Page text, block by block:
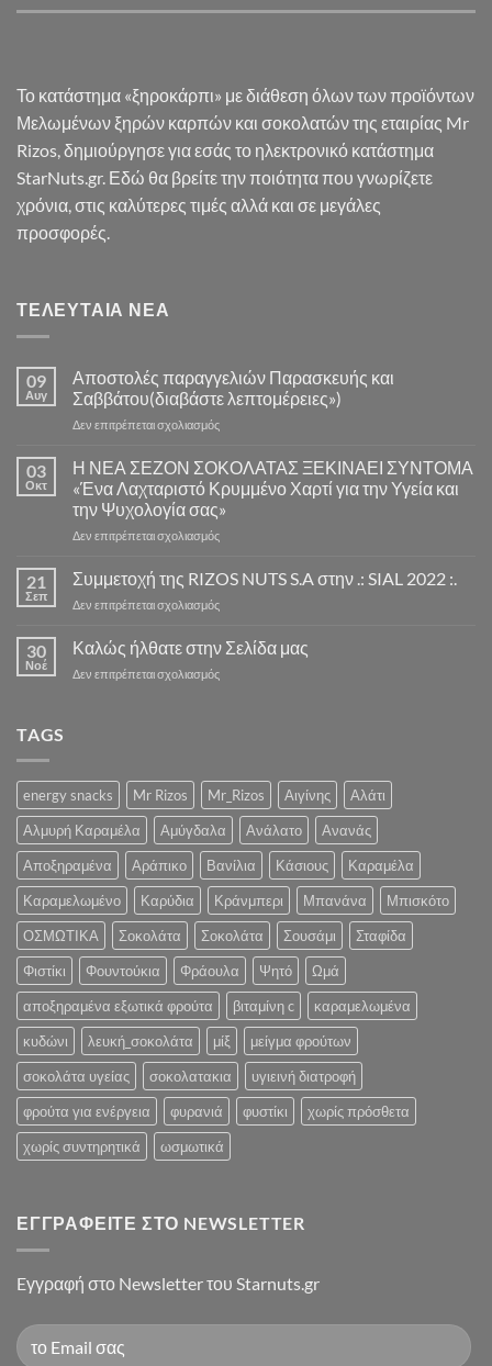
Το κατάστημα «ξηροκάρπι» με διάθεση όλων των προϊόντων
Μελωμένων ξηρών καρπών και σοκολατών της εταιρίας Mr
Rizos, δημιούργησε για εσάς το ηλεκτρονικό κατάστημα
StarNuts.gr. Εδώ θα βρείτε την ποιότητα που γνωρίζετε
χρόνια, στις καλύτερες τιμές αλλά και σε μεγάλες
προσφορές.
ΤΕΛΕΥΤΑΊΑ ΝΈΑ
09
Αυγ
Αποστολές παραγγελιών Παρασκευής και
Σαββάτου(διαβάστε λεπτομέρειες»)
Δεν επιτρέπεται σχολιασμόςστο
παραγγελιών
Παρασκευής
και
Σαββάτου(διαβάστε
λεπτομέρειες»)
03
Οκτ
Η ΝΕΑ ΣΕΖΟΝ ΣΟΚΟΛΑΤΑΣ ΞΕΚΙΝΑΕΙ ΣΥΝΤΟΜΑ
«Ένα Λαχταριστό Κρυμμένο Χαρτί για την Υγεία και
την Ψυχολογία σας»
Δεν επιτρέπεται σχολιασμόςστο
ΝΕΑ
ΣΕΖΟΝ
ΣΟΚΟΛΑΤΑΣ
ΣΥΝΤΟΜΑ
Λαχταριστό
και
την
Ψυχολογία
σας»
21
Σεπ
Συμμετοχή της RIZOS NUTS S.A στην .: SIAL 2022 :.
Δεν επιτρέπεται σχολιασμόςστο
της
RIZOS
NUTS
:.
30
Νοέ
Καλώς ήλθατε στην Σελίδα μας
Δεν επιτρέπεται σχολιασμόςστο
TAGS
energy snacks Mr Rizos Mr_Rizos Αιγίνης
Αλάτι
Αλμυρή Καραμέλα
Αμύγδαλα Ανάλατο
Ανανάς
Αποξηραμένα
Αράπικο Βανίλια Κάσιους
Καραμέλα
Καραμελωμένο
Καρύδια Κράνμπερι Μπανάνα
Μπισκότο
ΟΣΜΩΤΙΚΑ
Σοκολάτα Σοκολάτα Σουσάμι
Σταφίδα
Φιστίκι
Φουντούκια Φράουλα Ψητό
Ωμά
αποξηραμένα εξωτικά φρούτα
βιταμίνη c
καραμελωμένα
κυδώνι
λευκή_σοκολάτα μίξ
μείγμα φρούτων
σοκολάτα υγείας
σοκολατακια
υγιεινή διατροφή
φρούτα για ενέργεια
φυρανιά φυστίκι
χωρίς πρόσθετα
χωρίς συντηρητικά
ωσμωτικά
ΕΓΓΡΑΦΕΊΤΕ ΣΤΟ NEWSLETTER
Eγγραφή στο Newsletter του Starnuts.gr